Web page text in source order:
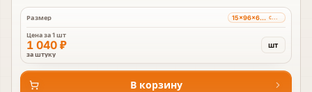
Размер 15×96×6000 мм сорт A
Цена за1 шт
1 040 ₽
за штуку
шт
В корзину